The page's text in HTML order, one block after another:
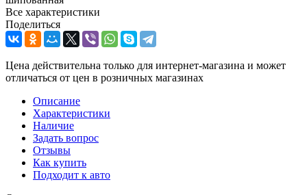
Все характеристики
Поделиться
Цена действительна только для интернет-магазина и может
отличаться от цен в розничных магазинах
Описание
Характеристики
Наличие
Задать вопрос
Отзывы
Как купить
Подходит к авто